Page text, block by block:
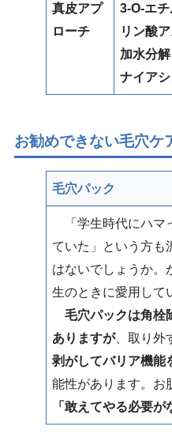
真皮アプ
ローチ
3-O-エ
リン酸
加水分
ナイア
お勧めできない毛穴ケ
毛穴パック
「学生時代にハマ
ていた」という方も
はないでしょうか。
生のときに愛用して
毛穴パックは角栓
ありますが、取り外
剥がしてバリア機能
能性があります。お
「敢えてやる必要が